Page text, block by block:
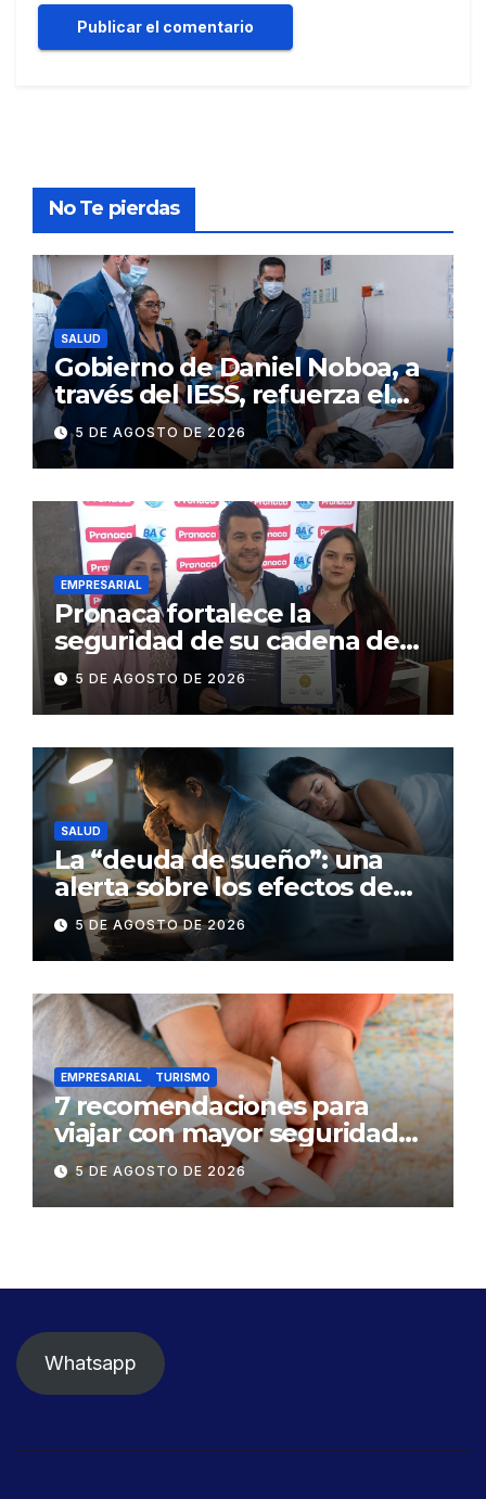
No Te pierdas
SALUD
Gobierno de Daniel Noboa, a
través del IESS, refuerza el
abastecimiento de insulina
en 86 establecimientos de
salud
5 DE AGOSTO DE 2026
EMPRESARIAL
Pronaca fortalece la
seguridad de su cadena de
suministro con certificación
BASC en dos plantas
5 DE AGOSTO DE 2026
SALUD
La “deuda de sueño”: una
alerta sobre los efectos de
dormir mal en la salud física y
mental
5 DE AGOSTO DE 2026
EMPRESARIAL TURISMO
7 recomendaciones para
viajar con mayor seguridad
dentro y fuera del Ecuador
5 DE AGOSTO DE 2026
Whatsapp